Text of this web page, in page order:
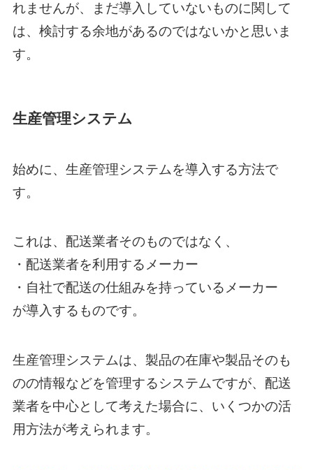
れませんが、まだ導入していないものに関して
は、検討する余地があるのではないかと思いま
す。
生産管理システム
始めに、生産管理システムを導入する方法で
す。
これは、配送業者そのものではなく、
・配送業者を利用するメーカー
・自社で配送の仕組みを持っているメーカー
が導入するものです。
生産管理システムは、製品の在庫や製品そのも
のの情報などを管理するシステムですが、配送
業者を中心として考えた場合に、いくつかの活
用方法が考えられます。